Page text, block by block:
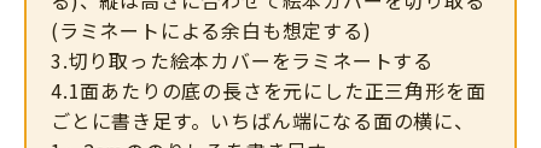
(ラミネートによる余白も想定する)
3.切り取った絵本カバーをラミネートする
4.1面あたりの底の長さを元にした正三角形を面
ごとに書き足す。いちばん端になる面の横に、